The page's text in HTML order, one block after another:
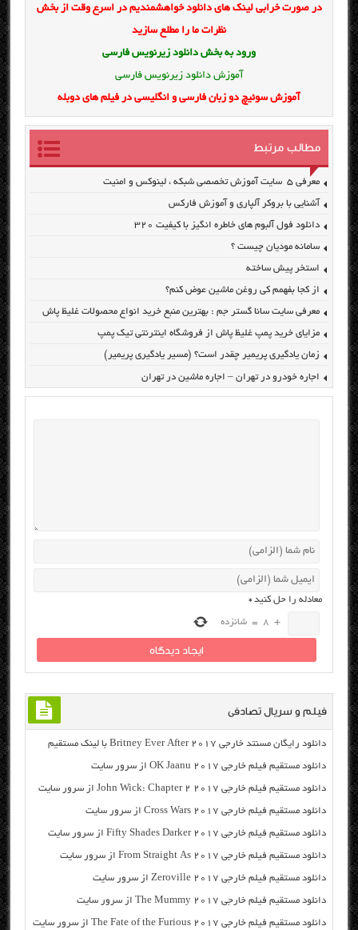
در صورت خرابی لینک های دانلود خواهشمندیم در اسرع وقت از بخش
نظرات ما را مطلع سازید
ورود به بخش دانلود زیرنویس فارسی
آموزش دانلود زیرنویس فارسی
آموزش سوئیچ دو زبان فارسی و انگلیسی در فیلم های دوبله
مطالب مرتبط
معرفی ۵ سایت آموزش تخصصی شبکه ، لینوکس و امنیت
آشنایی با بروکر آلپاری و آموزش فارکس
دانلود فول آلبوم های خاطره انگیز با کیفیت ۳۲۰
سامانه مودیان چیست ؟
استخر پیش ساخته
از کجا بفهمم کی روغن ماشین عوض کنم؟
معرفی سایت سانا گستر جم : بهترین منبع خرید انواع محصولات غلیظ پاش
مزایای خرید پمپ غلیظ پاش از فروشگاه اینترنتی تیک پمپ
زمان یادگیری پریمیر چقدر است؟ (مسیر یادگیری پریمیر)
اجاره خودرو در تهران – اجاره ماشین در تهران
معادله را حل کنید*
+
8
= شانزده
فیلم و سریال تصادفی
دانلود رایگان مسنتد خارجی Britney Ever After 2017 با لینک مستقیم
دانلود مستقیم فیلم خارجی OK Jaanu 2017 از سرور سایت
دانلود مستقیم فیلم خارجی John Wick: Chapter 2 2017 از سرور سایت
دانلود مستقیم فیلم خارجی Cross Wars 2017 از سرور سایت
دانلود مستقیم فیلم خارجی Fifty Shades Darker 2017 از سرور سایت
دانلود مستقیم فیلم خارجی From Straight As 2017 از سرور سایت
دانلود مستقیم فیلم خارجی Zeroville 2017 از سرور سایت
دانلود مستقیم فیلم خارجی The Mummy 2017 از سرور سایت
دانلود مستقیم فیلم خارجی The Fate of the Furious 2017 از سرور سایت